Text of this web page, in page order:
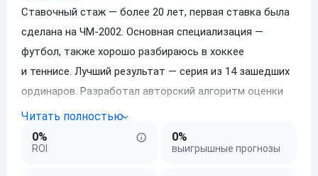
Ставочный стаж — более 20 лет, первая ставка была
сделана на ЧМ-2002. Основная специализация —
футбол, также хорошо разбираюсь в хоккее
и теннисе. Лучший результат — серия из 14 зашедших
ординаров. Разработал авторский алгоритм оценки
«скрытых факторов», что помогает оставаться
в плюсе на дистанции. На Betonmobile с 2017 года.
0%
ROI
0%
выигрышные прогнозы